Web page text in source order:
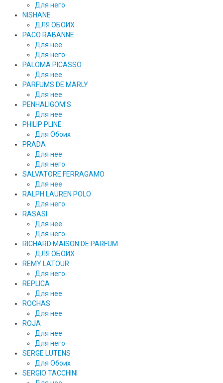
Для него
NISHANE
ДЛЯ ОБОИХ
PACO RABANNE
Для неё
Для него
PALOMA PICASSO
Для нее
PARFUMS DE MARLY
Для нее
PENHALIGOM'S
Для нее
PHILIP PLINE
Для Обоих
PRADA
Для нее
Для него
SALVATORE FERRAGAMO
Для нее
RALPH LAUREN POLO
Для него
RASASI
Для нее
Для него
RICHARD MAISON DE PARFUM
ДЛЯ ОБОИХ
REMY LATOUR
Для него
REPLICA
Для нее
ROCHAS
Для нее
ROJA
Для нее
Для него
SERGE LUTENS
Для Обоих
SERGIO TACCHINI